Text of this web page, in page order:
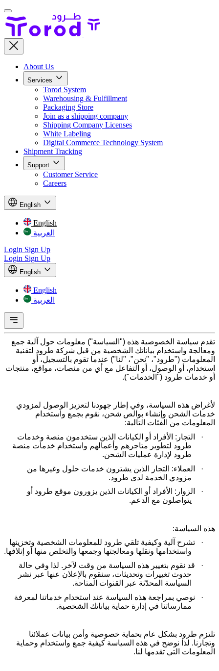
About Us
Services
Torod System
Warehousing & Fulfillment
Packaging Store
Join as a shipping company
Shipping Company Licenses
White Labeling
Digital Commerce Technology System
Shipment Tracking
Support
Customer Service
Careers
English
English
العربية
Login Sign Up
Login Sign Up
English
English
العربية
تقدم سياسة الخصوصية هذه ("السياسة") معلومات حول آلية جمع
ومعالجة واستخدام بياناتك الشخصية من قبل شركة طرود لتقنية
المعلومات ("طرود"، "نحن"، "لنا") عندما تقوم بالتسجيل، أو
استخدام، أو الوصول، أو التفاعل مع أي من منصات، مواقع، منتجات
أو خدمات طرود ("الخدمات").
لأغراض هذه السياسة، وفي إطار جهودنا لتعزيز الوصول لمزودي
خدمات الشحن وإنشاء بوالص شحن، نقوم بجمع واستخدام
المعلومات من الفئات التالية:
·
التجار: الأفراد أو الكيانات الذين ستخدمون منصة وخدمات
طرود لتطوير متاجرهم وأعمالهم واستخدام خدمات منصة
طرود لإدارة عمليات الشحن.
·
العملاء: التجار الذين يشترون خدمات حلول وغيرها من
مزودي الخدمة لدى طرود.
·
الزوار: الأفراد أو الكيانات الذين يزورون موقع طرود أو
يتواصلون مع الدعم.
هذه السياسة:
·
تشرح آلية وكيفية تلقي طرود للمعلومات الشخصية وتخزينها
واستخدامها ونقلها ومعالجتها وجمعها والتخلص منها أو إتلافها.
·
قد نقوم بتغيير هذه السياسة من وقت لآخر. لذا وفي حالة
حدوث تغييرات وتحديثات، سنقوم بالإعلان عنها عبر نشر
السياسة المحدّثة عبر القنوات المتاحة.
·
نوصي بمراجعة هذه السياسة عند استخدام خدماتنا لمعرفة
ممارساتنا في إدارة حماية بياناتك الشخصية.
تلتزم طرود بشكل عام بحماية خصوصية وأمن بيانات عملائنا
وتجارنا. لذا نوضح في هذه السياسة كيفية جمع واستخدام وحماية
المعلومات التي تقدمها لنا.